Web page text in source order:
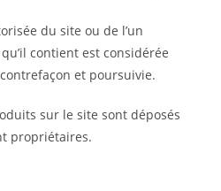
du site ou de l’un
contient est considérée
et poursuivie.
sur le site sont déposés
propriétaires.